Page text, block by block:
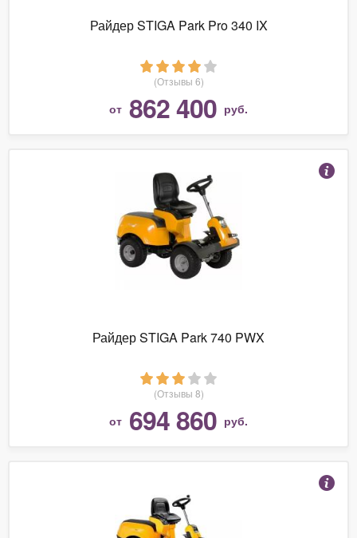
Райдер STIGA Park Pro 340 IX
(Отзывы 6)
от 862 400 руб.
Райдер STIGA Park 740 PWX
(Отзывы 8)
от 694 860 руб.